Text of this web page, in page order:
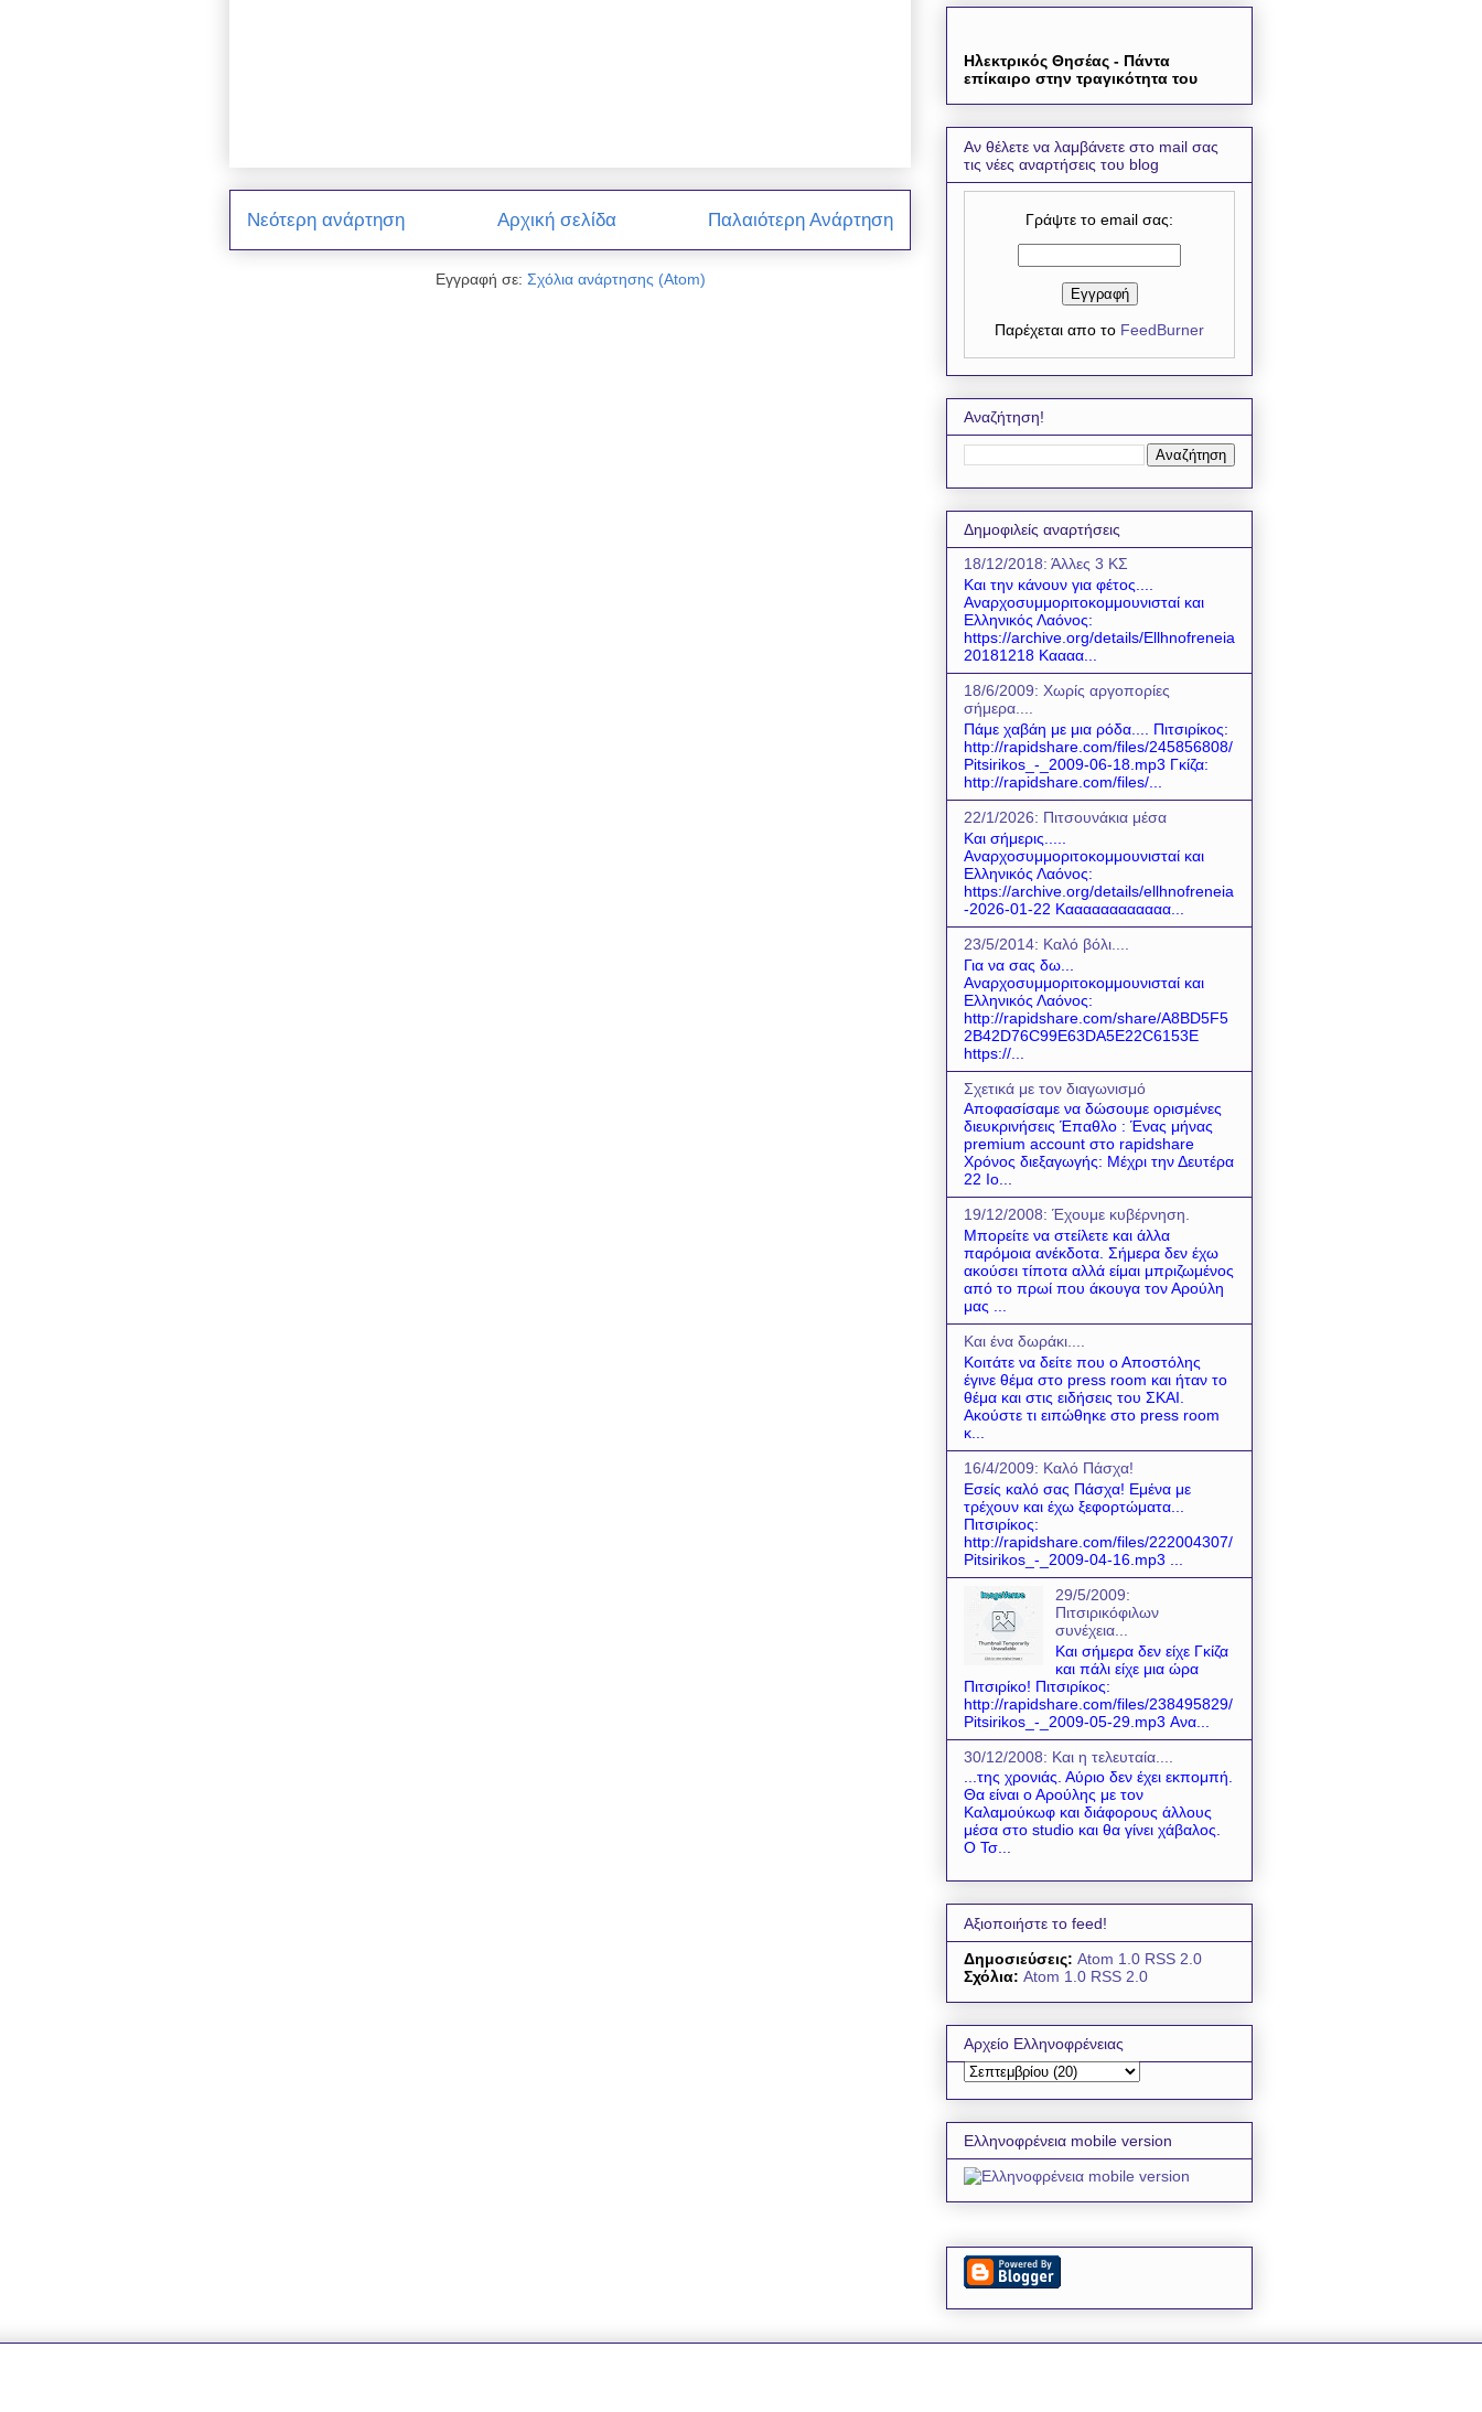
Νεότερη ανάρτηση Παλαιότερη Ανάρτηση
Αρχική σελίδα
Εγγραφή σε: Σχόλια ανάρτησης (Atom)
Ηλεκτρικός Θησέας - Πάντα
επίκαιρο στην τραγικότητα του
Αν θέλετε να λαμβάνετε στο mail σας
τις νέες αναρτήσεις του blog
Γράψτε το email σας:
Παρέχεται απο το FeedBurner
Αναζήτηση!
Δημοφιλείς αναρτήσεις
18/12/2018: Άλλες 3 ΚΣ
Και την κάνουν για φέτος....
Αναρχοσυμμοριτοκομμουνισταί και
Ελληνικός Λαόνος:
https://archive.org/details/Ellhnofreneia
20181218 Καααα...
18/6/2009: Χωρίς αργοπορίες
σήμερα....
Πάμε χαβάη με μια ρόδα.... Πιτσιρίκος:
http://rapidshare.com/files/245856808/
Pitsirikos_-_2009-06-18.mp3 Γκίζα:
http://rapidshare.com/files/...
22/1/2026: Πιτσουνάκια μέσα
Και σήμερις.....
Αναρχοσυμμοριτοκομμουνισταί και
Ελληνικός Λαόνος:
https://archive.org/details/ellhnofreneia
-2026-01-22 Καααααααααααα...
23/5/2014: Καλό βόλι....
Για να σας δω...
Αναρχοσυμμοριτοκομμουνισταί και
Ελληνικός Λαόνος:
http://rapidshare.com/share/A8BD5F5
2B42D76C99E63DA5E22C6153E
https://...
Σχετικά με τον διαγωνισμό
Αποφασίσαμε να δώσουμε ορισμένες
διευκρινήσεις Έπαθλο : Ένας μήνας
premium account στο rapidshare
Χρόνος διεξαγωγής: Μέχρι την Δευτέρα
22 Ιο...
19/12/2008: Έχουμε κυβέρνηση.
Μπορείτε να στείλετε και άλλα
παρόμοια ανέκδοτα. Σήμερα δεν έχω
ακούσει τίποτα αλλά είμαι μπριζωμένος
από το πρωί που άκουγα τον Αρούλη
μας ...
Και ένα δωράκι....
Κοιτάτε να δείτε που ο Αποστόλης
έγινε θέμα στο press room και ήταν το
θέμα και στις ειδήσεις του ΣΚΑΙ.
Ακούστε τι ειπώθηκε στο press room
κ...
16/4/2009: Kαλό Πάσχα!
Εσείς καλό σας Πάσχα! Εμένα με
τρέχουν και έχω ξεφορτώματα...
Πιτσιρίκος:
http://rapidshare.com/files/222004307/
Pitsirikos_-_2009-04-16.mp3 ...
29/5/2009:
Πιτσιρικόφιλων
συνέχεια...
Και σήμερα δεν είχε Γκίζα
και πάλι είχε μια ώρα
Πιτσιρίκο! Πιτσιρίκος:
http://rapidshare.com/files/238495829/
Pitsirikos_-_2009-05-29.mp3 Ανα...
30/12/2008: Και η τελευταία....
...της χρονιάς. Αύριο δεν έχει εκπομπή.
Θα είναι ο Αρούλης με τον
Καλαμούκωφ και διάφορους άλλους
μέσα στο studio και θα γίνει χάβαλος.
Ο Τσ...
Αξιοποιήστε το feed!
Δημοσιεύσεις: Atom 1.0 RSS 2.0
Σχόλια: Atom 1.0 RSS 2.0
Αρχείο Ελληνοφρένειας
Ελληνοφρένεια mobile version